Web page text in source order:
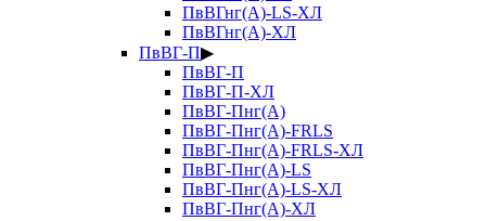
ПвВГнг(А)-LS-ХЛ
ПвВГнг(А)-ХЛ
ПвВГ-П▶
ПвВГ-П
ПвВГ-П-ХЛ
ПвВГ-Пнг(А)
ПвВГ-Пнг(А)-FRLS
ПвВГ-Пнг(А)-FRLS-ХЛ
ПвВГ-Пнг(А)-LS
ПвВГ-Пнг(А)-LS-ХЛ
ПвВГ-Пнг(А)-ХЛ